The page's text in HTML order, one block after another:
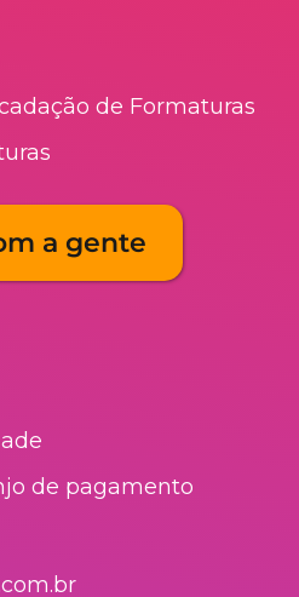
de Formaturas
a gente
de pagamento​